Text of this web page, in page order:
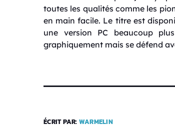
toutes les qualités comme les
en main facile. Le titre est
une version PC beaucoup
graphiquement mais se défend
ÉCRIT PAR: WARMELIN